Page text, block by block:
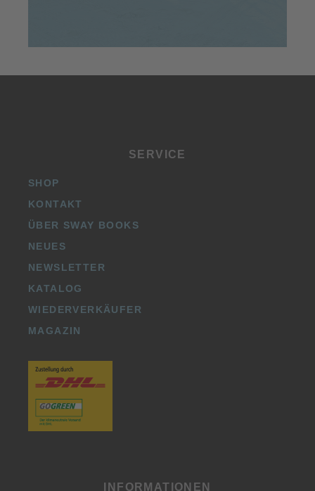
SERVICE
SHOP
KONTAKT
ÜBER SWAY BOOKS
NEUES
NEWSLETTER
KATALOG
WIEDERVERKÄUFER
MAGAZIN
INFORMATIONEN